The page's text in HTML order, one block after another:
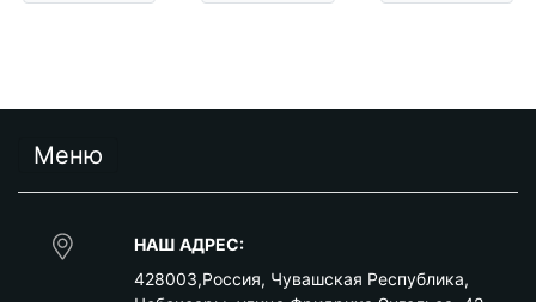
Меню
НАШ АДРЕС:
428003,Россия, Чувашская Республика,